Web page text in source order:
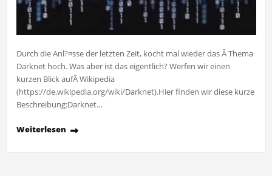
Durch die Anl?¤sse der letzten Zeit, kocht mal wieder das Â Thema
Darknet hoch. Was aber ist das eigentlich? Werfen wir einen
kurzen Blick aufÂ Wikipedia
(https://de.wikipedia.org/wiki/Darknet).Hier finden wir diese kurze
Beschreibung:Darknet…
Weiterlesen